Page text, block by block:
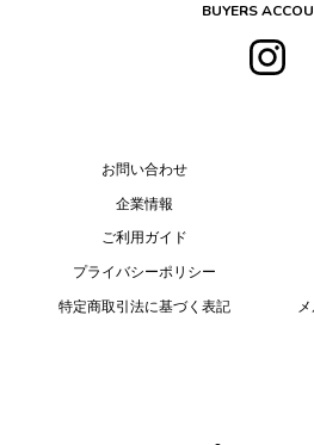
BUYERS
お問い合わせ
企業情報
ご利用ガイド
プライバシーポリシー
特定商取引法に基づく表記